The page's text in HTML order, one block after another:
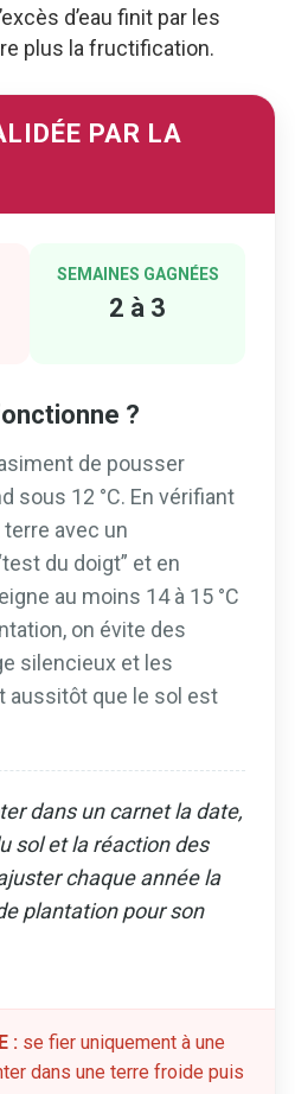
d’eau finit par les
plus la fructification.
PAR LA
SEMAINES GAGNÉES
2 à 3
?
de pousser
sous 12 °C. En vérifiant
avec un
du doigt” et en
au moins 14 à 15 °C
on évite des
silencieux et les
aussitôt que le sol est
dans un carnet la date,
sol et la réaction des
chaque année la
plantation pour son
: se fier uniquement à une
dans une terre froide puis